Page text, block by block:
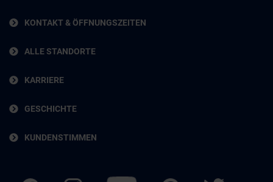
KONTAKT & ÖFFNUNGSZEITEN
ALLE STANDORTE
KARRIERE
GESCHICHTE
KUNDENSTIMMEN